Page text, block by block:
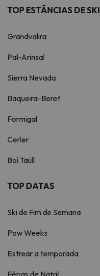
TOP ESTÂNCIAS DE SKI
Grandvalira
Pal-Arinsal
Sierra Nevada
Baqueira-Beret
Formigal
Cerler
Boí Taüll
TOP DATAS
Ski de Fim de Semana
Pow Weeks
Estrear a temporada